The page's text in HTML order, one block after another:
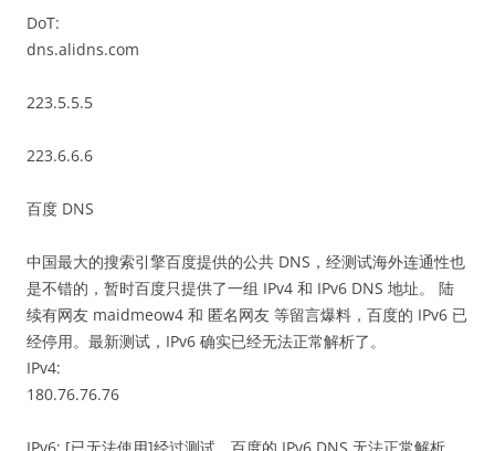
DoT:
dns.alidns.com
223.5.5.5
223.6.6.6
百度 DNS
中国最大的搜索引擎百度提供的公共 DNS，经测试海外连通性也
是不错的，暂时百度只提供了一组 IPv4 和 IPv6 DNS 地址。 陆
续有网友 maidmeow4 和 匿名网友 等留言爆料，百度的 IPv6 已
经停用。最新测试，IPv6 确实已经无法正常解析了。
IPv4:
180.76.76.76